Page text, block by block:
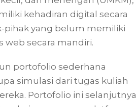
kehadiran digital secara
pihak yang belum memiliki
secara mandiri.
portofolio sederhana
simulasi dari tugas kuliah
Portofolio ini selanjutnya